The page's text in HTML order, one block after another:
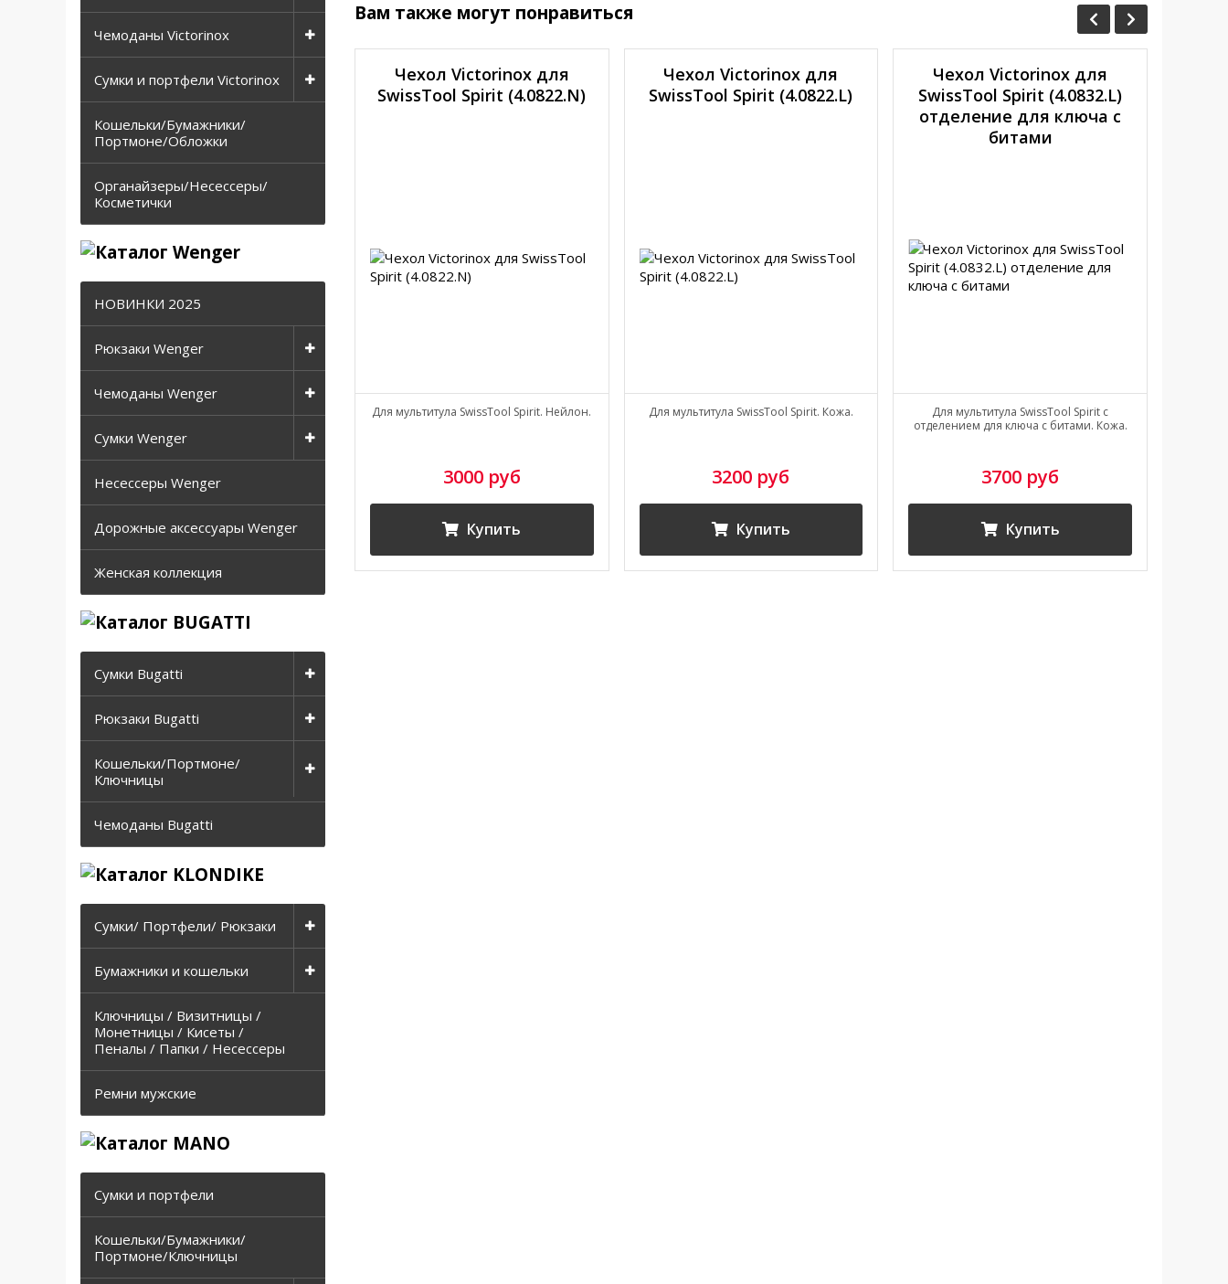
Чемоданы Victorinox
Сумки и портфели Victorinox
Кошельки/Бумажники/
Портмоне/Обложки
Органайзеры/Несессеры/
Косметички
НОВИНКИ 2025
Рюкзаки Wenger
Чемоданы Wenger
Сумки Wenger
Несессеры Wenger
Дорожные аксессуары Wenger
Женская коллекция
Сумки Bugatti
Рюкзаки Bugatti
Кошельки/Портмоне/
Ключницы
Чемоданы Bugatti
Сумки/ Портфели/ Рюкзаки
Бумажники и кошельки
Ключницы / Визитницы /
Монетницы / Кисеты /
Пеналы / Папки / Несессеры
Ремни мужские
Сумки и портфели
Кошельки/Бумажники/
Портмоне/Ключницы
Вам также могут понравиться
Чехол Victorinox для
SwissTool Spirit (4.0822.N)
Для мультитула SwissTool Spirit. Нейлон.
3000 руб
Купить
Чехол Victorinox для
SwissTool Spirit (4.0822.L)
Для мультитула SwissTool Spirit. Кожа.
3200 руб
Купить
Чехол Victorinox для
SwissTool Spirit (4.0832.L)
отделение для ключа с
битами
Для мультитула SwissTool Spirit с
отделением для ключа с битами. Кожа.
3700 руб
Купить